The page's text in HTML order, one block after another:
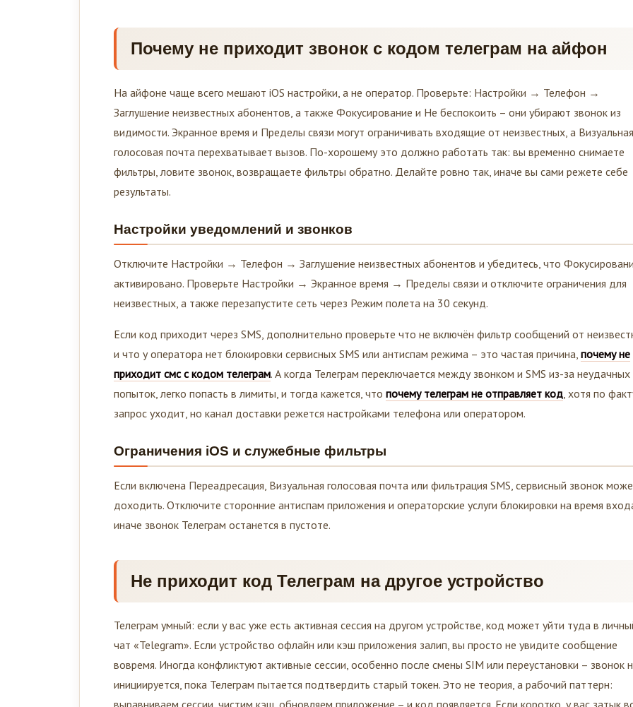
Почему не приходит звонок с кодом телеграм на айфон
На айфоне чаще всего мешают iOS настройки, а не оператор. Проверьте: Настройки → Телефон →
Заглушение неизвестных абонентов, а также Фокусирование и Не беспокоить – они убирают звонок из
видимости. Экранное время и Пределы связи могут ограничивать входящие от неизвестных, а Визуальная
голосовая почта перехватывает вызов. По-хорошему это должно работать так: вы временно снимаете
фильтры, ловите звонок, возвращаете фильтры обратно. Делайте ровно так, иначе вы сами режете себе
результаты.
Настройки уведомлений и звонков
Отключите Настройки → Телефон → Заглушение неизвестных абонентов и убедитесь, что
активировано. Проверьте Настройки → Экранное время → Пределы связи и отключите ограничения для
неизвестных, а также перезапустите сеть через Режим полета на 30 секунд.
Если код приходит через SMS, дополнительно проверьте что не включён фильтр сообщений от
и что у оператора нет блокировки сервисных SMS или антиспам режима – это частая причина, почему не
приходит смс с кодом телеграм. А когда Телеграм переключается между звонком и SMS из-за неудачных
попыток, легко попасть в лимиты, и тогда кажется, что почему телеграм не отправляет код , хотя по
запрос уходит, но канал доставки режется настройками телефона или оператором.
Ограничения iOS и служебные фильтры
Если включена Переадресация, Визуальная голосовая почта или фильтрация SMS, сервисный звонок
доходить. Отключите сторонние антиспам приложения и операторские услуги блокировки на время
иначе звонок Телеграм останется в пустоте.
Не приходит код Телеграм на другое устройство
Телеграм умный: если у вас уже есть активная сессия на другом устройстве, код может уйти туда в
чат «Telegram». Если устройство офлайн или кэш приложения залип, вы просто не увидите сообщение
вовремя. Иногда конфликтуют активные сессии, особенно после смены SIM или переустановки – звонок
инициируется, пока Телеграм пытается подтвердить старый токен. Это не теория, а рабочий паттерн:
выравниваем сессии, чистим кэш, обновляем приложение – и код появляется. Если коротко, у вас затык